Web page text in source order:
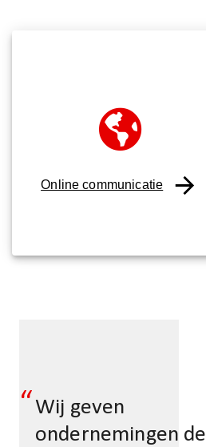
Online communicatie
“ Wij geven
ondernemingen de